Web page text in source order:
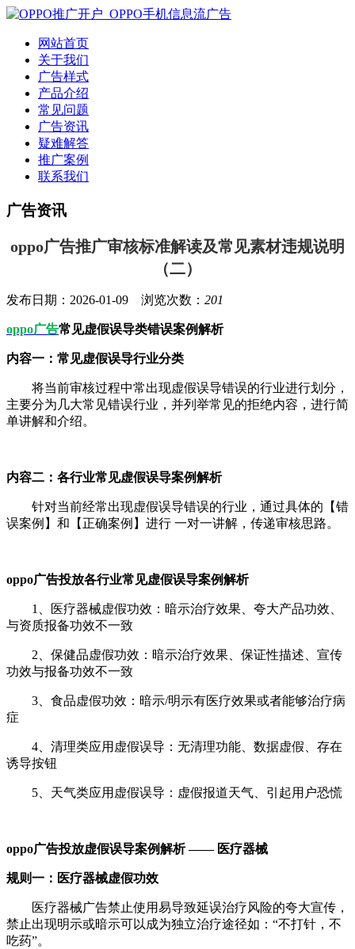
网站首页
关于我们
广告样式
产品介绍
常见问题
广告资讯
疑难解答
推广案例
联系我们
广告资讯
oppo广告推广审核标准解读及常见素材违规说明
（二）
发布日期：2026-01-09 浏览次数： 201
oppo广告常见虚假误导类错误案例解析
内容一：常见虚假误导行业分类
将当前审核过程中常出现虚假误导错误的行业进行划分，
主要分为几大常见错误行业，并列举常见的拒绝内容，进行简
单讲解和介绍。
内容二：各行业常见虚假误导案例解析
针对当前经常出现虚假误导错误的行业，通过具体的【错
误案例】和【正确案例】进行 一对一讲解，传递审核思路。
oppo广告投放各行业常见虚假误导案例解析
1、医疗器械虚假功效：暗示治疗效果、夸大产品功效、
与资质报备功效不一致
2、保健品虚假功效：暗示治疗效果、保证性描述、宣传
功效与报备功效不一致
3、食品虚假功效：暗示/明示有医疗效果或者能够治疗病
症
4、清理类应用虚假误导：无清理功能、数据虚假、存在
诱导按钮
5、天气类应用虚假误导：虚假报道天气、引起用户恐慌
oppo广告投放虚假误导案例解析 —— 医疗器械
规则一：医疗器械虚假功效
医疗器械广告禁止使用易导致延误治疗风险的夸大宣传，
禁止出现明示或暗示可以成为独立治疗途径如：“不打针，不
吃药”。